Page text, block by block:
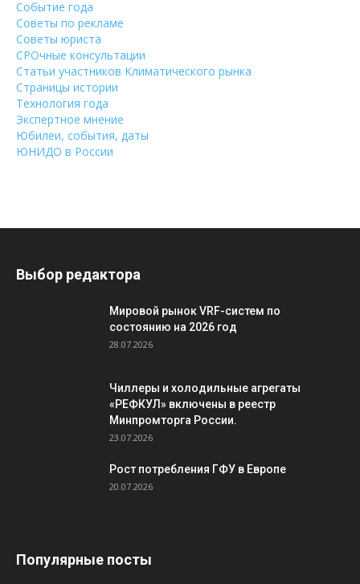
Событие года
Советы по рекламе
Советы юриста
СРОчные консультации
Статьи участников Климатического рынка
Страницы истории
Технология года
Экспертное мнение
Юбилеи, события, даты
ЮНИДО в России
Выбор редактора
Мировой рынок VRF-систем по
состоянию на 2026 год
28.07.2026
Чиллеры и холодильные агрегаты
«РЕФКУЛ» включены в реестр
Минпромторга России.
23.07.2026
Рост потребления ГФУ в Европе
20.07.2026
Популярные посты